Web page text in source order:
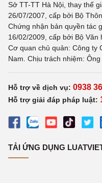
Sở TT-TT Hà Nội, thay thế
26/07/2007, cấp bởi Bộ
Chứng nhận bản quyền tác
16/02/2009, cấp bởi Bộ Văn
Cơ quan chủ quản: Công ty
Nam. Chịu trách nhiệm:
Hỗ trợ về dịch vụ: 0938
Hỗ trợ giải đáp pháp luật:
TẢI ỨNG DỤNG